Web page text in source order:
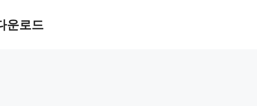
운로드